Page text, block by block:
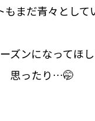
もまだ青々として
ズンになってほ
思ったり…🤭